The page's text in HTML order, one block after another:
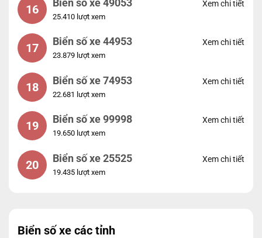
16 Biển số xe 49053
25.410 lượt xem
Xem chi tiết
17 Biển số xe 44953
23.879 lượt xem
Xem chi tiết
18 Biển số xe 74953
22.681 lượt xem
Xem chi tiết
19 Biển số xe 99998
19.650 lượt xem
Xem chi tiết
20 Biển số xe 25525
19.435 lượt xem
Xem chi tiết
Biển số xe các tỉnh